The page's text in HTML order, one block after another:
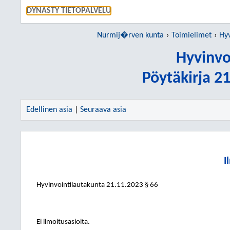
DYNASTY TIETOPALVELU
Nurmij�rven kunta Toimielimet
Pöytäkirja
Edellinen asia Seuraava asia
Hyvinvointilautakunta 21.11.2023 § 66
Ei ilmoitusasioita.